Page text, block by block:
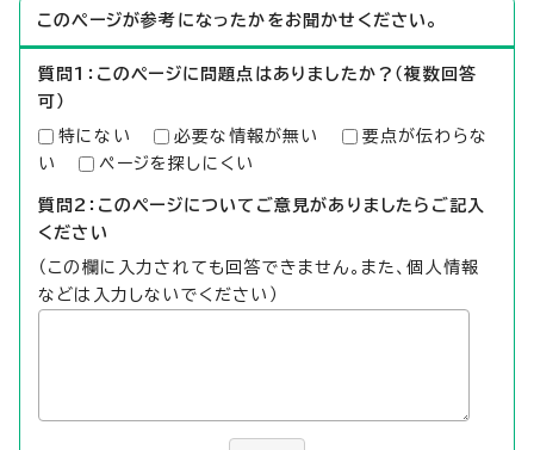
このページが参考になったかをお聞かせください。
質問1：このページに問題点はありましたか？（複数回答
可）
特にない 必要な情報が無い
要点が伝わらな
い
ページを探しにくい
質問2：このページについてご意見がありましたらご記入
ください
（この欄に入力されても回答できません。また、個人情報
などは入力しないでください）